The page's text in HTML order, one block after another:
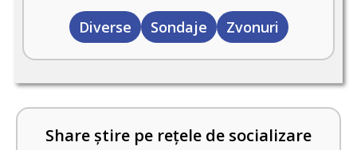
Diverse Sondaje Zvonuri
Share știre pe rețele de socializare